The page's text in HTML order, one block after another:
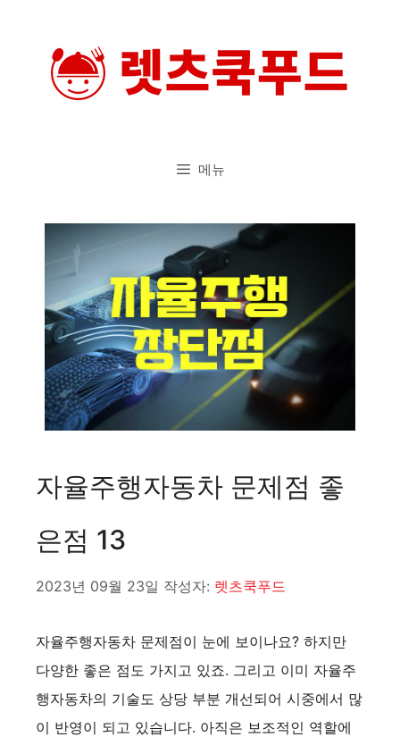
메뉴
자율주행자동차 문제점 좋
은점 13
2023년 09월 23일 작성자: 렛츠쿡푸드
자율주행자동차 문제점이 눈에 보이나요? 하지만
다양한 좋은 점도 가지고 있죠. 그리고 이미 자율주
행자동차의 기술도 상당 부분 개선되어 시중에서 많
이 반영이 되고 있습니다. 아직은 보조적인 역할에